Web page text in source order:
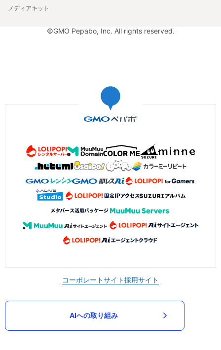
メディアキット
©GMO Pepabo, Inc. All rights reserved.
コーポレートサイト採用サイト
AIへの取り組み